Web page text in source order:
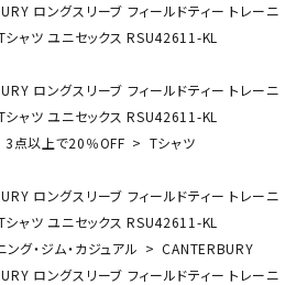
ロングスリーブ フィールドティー トレーニ
ャツ ユニセックス RSU42611-KL
ロングスリーブ フィールドティー トレーニ
ャツ ユニセックス RSU42611-KL
点以上で20％OFF
Tシャツ
ロングスリーブ フィールドティー トレーニ
ャツ ユニセックス RSU42611-KL
ング・ジム・カジュアル
CANTERBURY
ロングスリーブ フィールドティー トレーニ